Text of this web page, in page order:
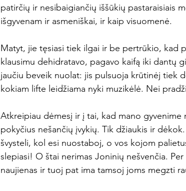
patirčių ir nesibaigiančių iššūkių pastaraisiais
išgyvenam ir asmeniškai, ir kaip visuomenė.
Matyt, jie tęsiasi tiek ilgai ir be pertrūkio, kad
klausimu dehidratavo, pagavo kaifą iki dantų
jaučiu beveik nuolat: jis pulsuoja krūtinėj tiek
kokiam lifte leidžiama nyki muzikėlė. Nei
Atkreipiau dėmesį ir į tai, kad mano
pokyčius nešančių įvykių. Tik džiaukis ir
švysteli, kol esi nuostaboj, o vos kojom
slepiasi! O štai nerimas Joninių nešvenčia.
naujienas ir tuoj pat ima tamsoj joms megzti